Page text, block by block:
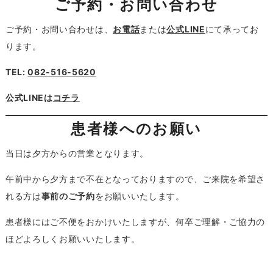
ご予約・お問い合わせ
ご予約・お問い合わせは、 お電話または公式LINEにて承ってお
ります。
TEL:082-516-5620
公式LINEはコチラ
患者様へのお願い
当日は夕方からの営業となります。
午前中から夕方まで不在となっておりますので、ご来院を希望さ
れる方は事前のご予約をお願いいたします。
患者様にはご不便をおかけいたしますが、何卒ご理解・ご協力の
ほどよろしくお願いいたします。